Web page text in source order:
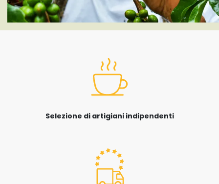
Selezione di artigiani indipendenti